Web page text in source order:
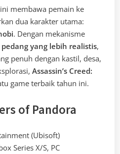
membawa pemain ke
dua karakter utama:
. Dengan mekanisme
yang lebih realistis,
penuh dengan kastil, desa,
Assassin’s Creed:
game terbaik tahun ini.
of Pandora
(Ubisoft)
Series X/S, PC